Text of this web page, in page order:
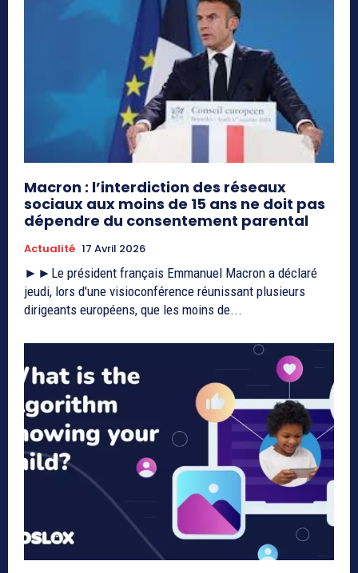
Macron : l’interdiction des réseaux
sociaux aux moins de 15 ans ne doit pas
dépendre du consentement parental
Actualité 17 Avril 2026
►►Le président français Emmanuel Macron a déclaré
jeudi, lors d'une visioconférence réunissant plusieurs
dirigeants européens, que les moins de...